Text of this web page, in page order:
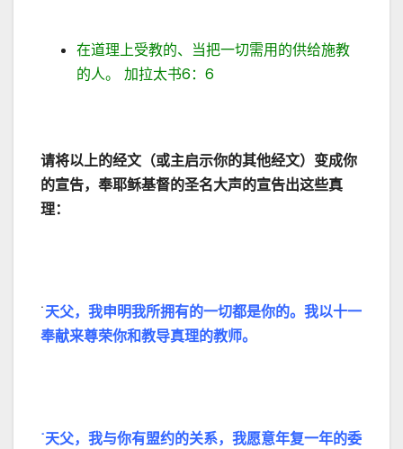
在道理上受教的、当把一切需用的供给施教
的人。 加拉太书6：6
请将以上的经文（或主启示你的其他经文）变成你
的宣告，奉耶稣基督的圣名大声的宣告出这些真
理：
˙天父，我申明我所拥有的一切都是你的。我以十一
奉献来尊荣你和教导真理的教师。
˙天父，我与你有盟约的关系，我愿意年复一年的委